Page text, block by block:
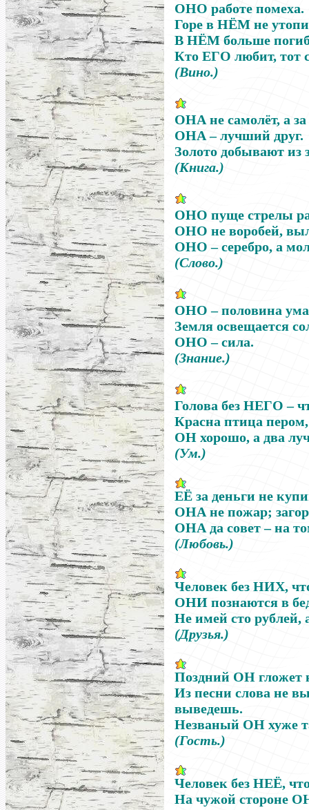
ОНО работе помеха.
Горе в НЁМ не
В НЁМ больше
Кто ЕГО любит, тот
(Вино.)
ОНА не самолёт, а
ОНА –лучший друг.
Золото добывают из
(Книга.)
ОНО пуще стрелы
ОНО не воробей,
ОНО –серебро, а
(Слово.)
ОНО –половина
Земля освещается
ОНО –сила.
(Знание.)
Голова без НЕГО –
Красна птица
ОН хорошо, а два
(Ум.)
ЕЁ за деньги не
ОНА не пожар;
ОНА да совет–на
(Любовь.)
Человек без НИХ,
ОНИ познаются в
Не имей сто рублей,
(Друзья.)
Поздний ОН гложет
Из песни слова не
выведешь.
Незваный ОН хуже
(Гость.)
Человек без НЕЁ,
На чужой стороне